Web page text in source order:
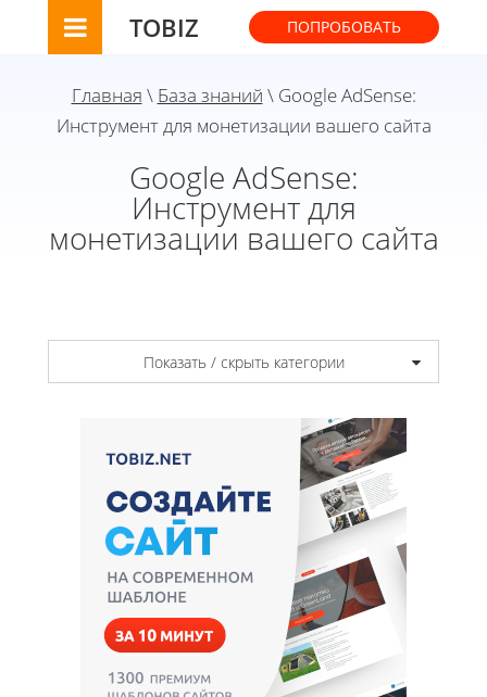
TOBIZ ПОПРОБОВАТЬ
Главная \ База знаний \ Google AdSense:
Инструмент для монетизации вашего сайта
Google AdSense:
Инструмент для
монетизации вашего сайта
Показать / скрыть категории